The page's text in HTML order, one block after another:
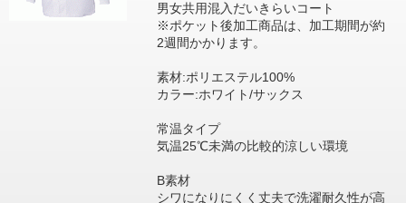
男女共用混入だいきらいコート
※ポケット後加工商品は、加工期間が約
2週間かかります。
素材:ポリエステル100%
カラー:ホワイト/サックス
常温タイプ
気温25℃未満の比較的涼しい環境
B素材
シワになりにくく丈夫で洗濯耐久性が高